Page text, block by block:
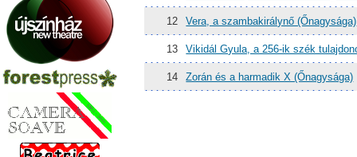
12 Vera, a szambakirálynő (Őnagysága)
13 Vikidál Gyula, a 256-ik szék
14 Zorán és a harmadik X (Őnagysága)